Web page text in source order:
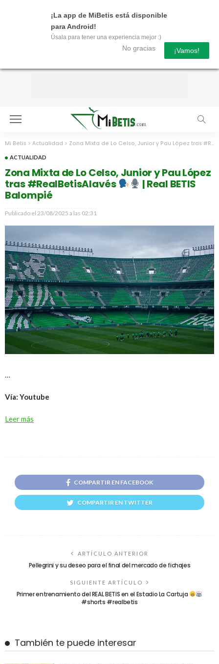
¡La app de MiBetis está disponible
para Android!
Úsala para tener una experiencia mejor :)
No gracias ¡Vamos!
Mi Betis > Actualidad > Zona Mixta de Lo Celso, Junior y Pau López tras #RealBetisAlavés
ACTUALIDAD
Zona Mixta de Lo Celso, Junior y Pau López
tras #RealBetisAlavés
| Real BETIS
Balompié
Publicado el 23/08/2025 a las 02:31
…
Vía: Youtube
Leer más
COMPARTIR EN FACEBOOK
COMPARTIR EN TWITTER
ARTÍCULO ANTERIOR
Pellegrini y su deseo para el final del mercado de fichajes
SIGUIENTE ARTÍCULO
Primer entrenamiento del REAL BETIS en el Estadio La Cartuja
#shorts #realbetis
También te puede interesar